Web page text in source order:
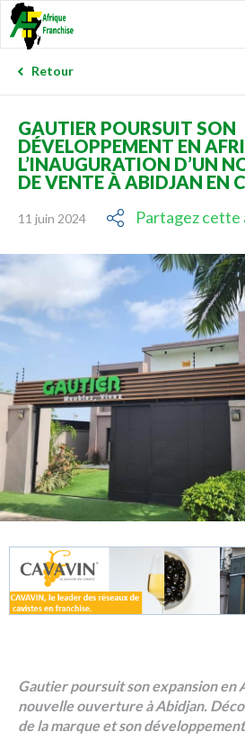
Retour
GAUTIER POURSUIT SON
DÉVELOPPEMENT EN
L’INAUGURATION D’UN
DE VENTE À ABIDJAN EN
11 juin 2024 Partagez cette
Gautier poursuit son expansion en
nouvelle ouverture à Abidjan.
de la marque et son